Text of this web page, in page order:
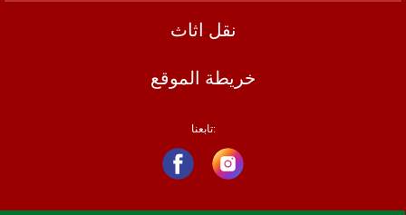
نقل اثاث
خريطة الموقع
تابعنا: